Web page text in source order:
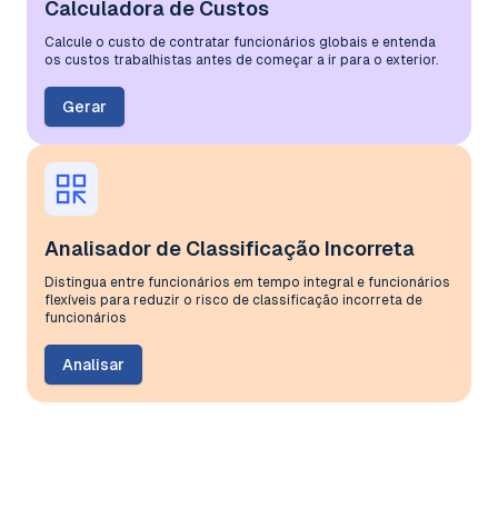
Calculadora de Custos
Calcule o custo de contratar funcionários globais e entenda
os custos trabalhistas antes de começar a ir para o exterior.
Gerar
Analisador de Classificação Incorreta
Distingua entre funcionários em tempo integral e funcionários
flexíveis para reduzir o risco de classificação incorreta de
funcionários
Analisar